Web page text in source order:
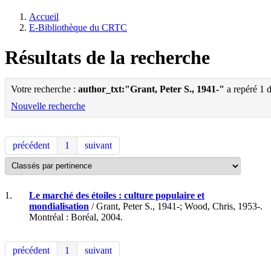
Accueil
E-Bibliothèque du CRTC
Résultats de la recherche
Votre recherche : author_txt:"Grant, Peter S., 1941-" a repéré 1
Nouvelle recherche
précédent 1 suivant
1.
Le marché des étoiles : culture populaire et
mondialisation / Grant, Peter S., 1941-; Wood, Chris, 1953-.
Montréal : Boréal, 2004.
précédent 1 suivant